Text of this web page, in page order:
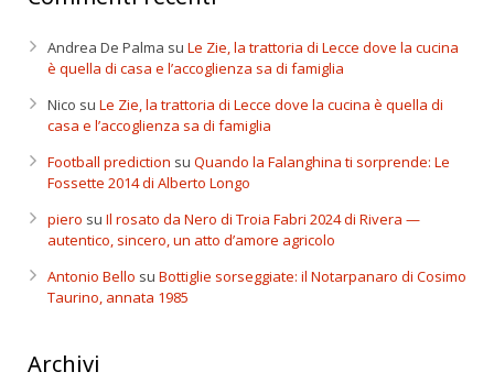
Andrea De Palma su Le Zie, la trattoria di Lecce dove la cucina
è quella di casa e l’accoglienza sa di famiglia
Nico su Le Zie, la trattoria di Lecce dove la cucina è quella di
casa e l’accoglienza sa di famiglia
Football prediction su Quando la Falanghina ti sorprende: Le
Fossette 2014 di Alberto Longo
piero su Il rosato da Nero di Troia Fabri 2024 di Rivera —
autentico, sincero, un atto d’amore agricolo
Antonio Bello su Bottiglie sorseggiate: il Notarpanaro di Cosimo
Taurino, annata 1985
Archivi